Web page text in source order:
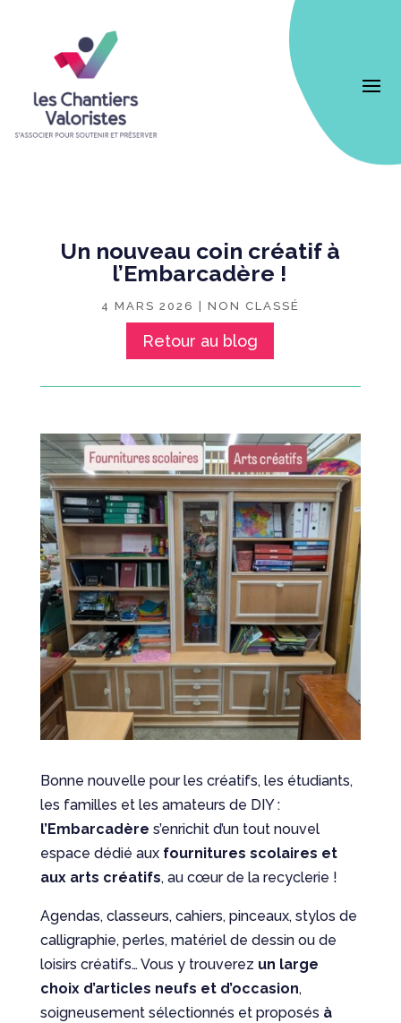
Un nouveau coin créatif à
l’Embarcadère !
4 MARS 2026 NON CLASSÉ
Retour au blog
Bonne nouvelle pour les créatifs, les étudiants,
les familles et les amateurs de DIY :
l’Embarcadère s’enrichit d’un tout nouvel
espace dédié aux fournitures scolaires et
aux arts créatifs, au cœur de la recyclerie !
Agendas, classeurs, cahiers, pinceaux, stylos de
calligraphie, perles, matériel de dessin ou de
loisirs créatifs… Vous y trouverez un large
choix d’articles neufs et d’occasion,
soigneusement sélectionnés et proposés à